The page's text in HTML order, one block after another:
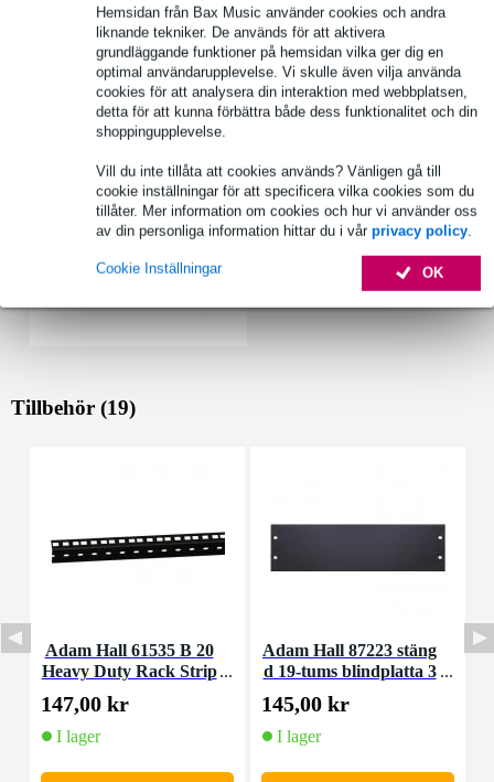
Hemsidan från Bax Music använder cookies och andra
liknande tekniker. De används för att aktivera
grundläggande funktioner på hemsidan vilka ger dig en
optimal användarupplevelse. Vi skulle även vilja använda
cookies för att analysera din interaktion med webbplatsen,
detta för att kunna förbättra både dess funktionalitet och din
shoppingupplevelse.
Vill du inte tillåta att cookies används? Vänligen gå till
cookie inställningar för att specificera vilka cookies som du
tillåter. Mer information om cookies och hur vi använder oss
av din personliga information hittar du i vår privacy policy.
OK
Cookie Inställningar
Fullständiga specifikationer
Se även (1)
Tillbehör (19)
Adam Hall 61535 B 20
Heavy Duty Rack Strip
svart 20U
147,00 kr
I lager
Adam Hall 87223 stäng
d 19-tums blindplatta 3
U aluminium
145,00 kr
I lager